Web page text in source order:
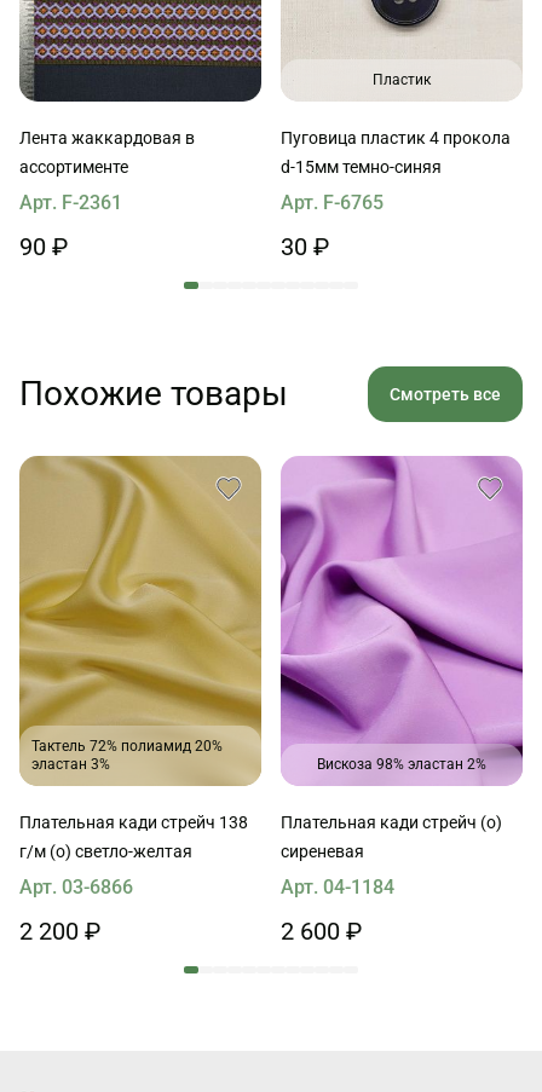
Лента жаккардовая в
ассортименте
Арт. F-2361
90 ₽
Пластик
Пуговица пластик 4 прокола
d-15мм темно-синяя
Арт. F-6765
30 ₽
Похожие товары Смотреть все
Тактель 72% полиамид 20%
эластан 3%
Плательная кади стрейч 138
г/м (о) светло-желтая
Арт. 03-6866
2 200 ₽
Вискоза 98% эластан 2%
Плательная кади стрейч (о)
сиреневая
Арт. 04-1184
2 600 ₽